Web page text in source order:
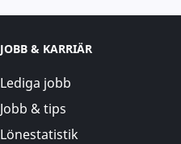
JOBB & KARRIÄR
Lediga jobb
Jobb & tips
Lönestatistik